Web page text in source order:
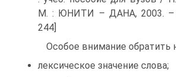
М. : ЮНИТИ – ДАНА, 2003. –
244]
Особое внимание обратить
лексическое значение слова;